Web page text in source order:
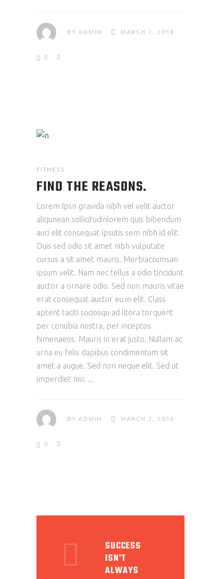
BYADMIN MARCH 2, 2018
0
FITNESS
FIND THE REASONS.
Lorem Ipsn gravida nibh vel velit auctor
aliqunean sollicitudinlorem quis bibendum
auci elit consequat ipsutis sem nibh id elit.
Duis sed odio sit amet nibh vulputate
cursus a sit amet mauris. Morbiaccumsan
ipsum velit. Nam nec tellus a odio tincidunt
auctor a ornare odio. Sed non mauris vitae
erat consequat auctor eu in elit. Class
aptent taciti sociosqu ad litora torquent
per conubia nostra, per inceptos
himenaeos. Mauris in erat justo. Nullam ac
urna eu felis dapibus condimentum sit
amet a augue. Sed non neque elit. Sed ut
imperdiet nisi.
BYADMIN MARCH 2, 2018
0
SUCCESS
ISN'T
ALWAYS